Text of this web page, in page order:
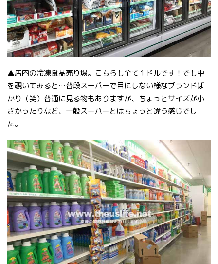
▲店内の冷凍食品売り場。こちらも全て１ドルです！でも中
を覗いてみると…普段スーパーで目にしない様なブランドば
かり（笑）普通に見る物もありますが、ちょっとサイズが小
さかったりなど、一般スーパーとはちょっと違う感じでし
た。